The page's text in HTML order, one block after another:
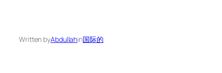
Written byAbdullahin国际的